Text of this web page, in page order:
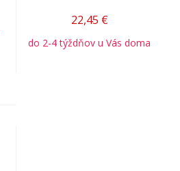
22,45 €
do 2-4 týždňov u Vás doma